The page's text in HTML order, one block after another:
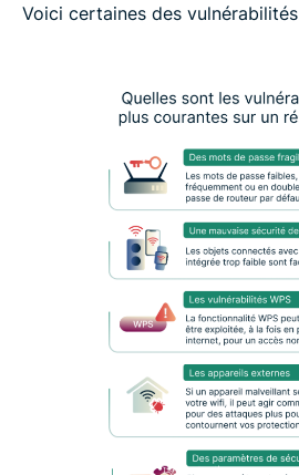
Voici certaines des